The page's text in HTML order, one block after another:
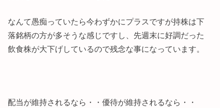
なんて愚痴っていたら今わずかにプラスですが持株は下
落銘柄の方が多そうな感じですし、先週末に好調だった
飲食株が大下げしているので残念な事になっています。
配当が維持されるなら・・優待が維持されるなら・・